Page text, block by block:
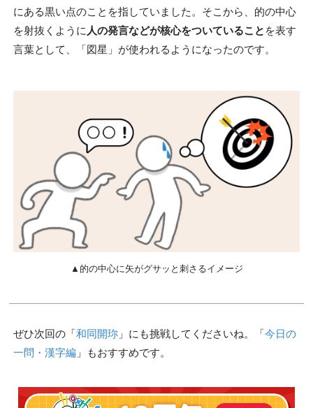
にある黒い点のことを指していました。そこから、的の中心
を射抜くように 人の発言などが核心をついていること を表す
言葉として、「図星」が使われるようになったのです。
▲的の中心に矢がグサッと刺さるイメージ
ぜひ次回の「和同開珎」にも挑戦してくださいね。「今日の
一問・漢字編」もおすすめです。